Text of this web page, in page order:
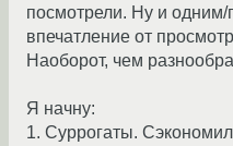
посмотрели. Ну и
впечатление от
Наоборот, чем
Я начну:
1. Суррогаты.